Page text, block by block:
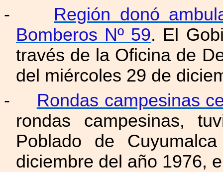
-
Región donó
Bomberos Nº 59. El
través de la Oficina de
del miércoles 29 de
-
Rondas campesinas
rondas campesinas,
Poblado de
diciembre del año 1976,